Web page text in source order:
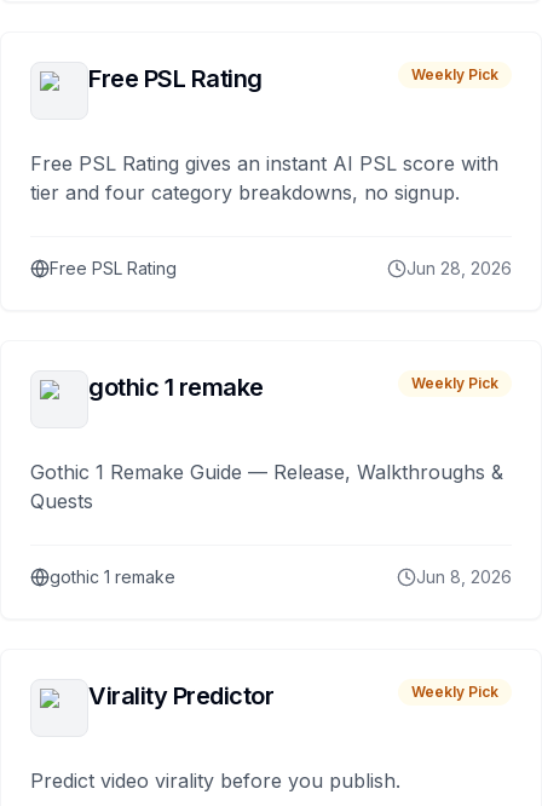
Free PSL Rating Weekly Pick
Free PSL Rating gives an instant AI PSL score with
tier and four category breakdowns, no signup.
Free PSL Rating Jun 28, 2026
gothic 1 remake Weekly Pick
Gothic 1 Remake Guide — Release, Walkthroughs &
Quests
gothic 1 remake Jun 8, 2026
Virality Predictor Weekly Pick
Predict video virality before you publish.